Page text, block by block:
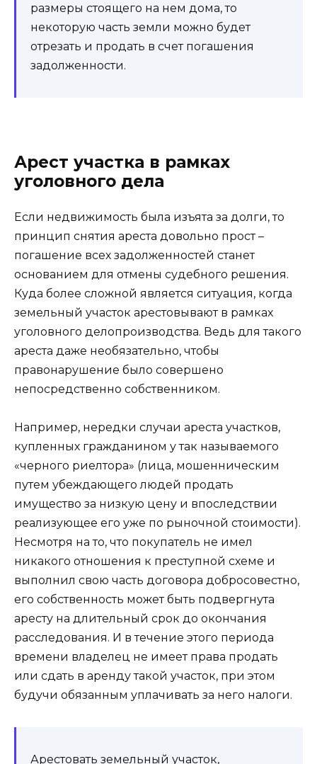
размеры стоящего на нем дома, то
некоторую часть земли можно будет
отрезать и продать в счет погашения
задолженности.
Арест участка в рамках
уголовного дела
Если недвижимость была изъята за долги, то
принцип снятия ареста довольно прост –
погашение всех задолженностей станет
основанием для отмены судебного решения.
Куда более сложной является ситуация, когда
земельный участок арестовывают в рамках
уголовного делопроизводства. Ведь для такого
ареста даже необязательно, чтобы
правонарушение было совершено
непосредственно собственником.
Например, нередки случаи ареста участков,
купленных гражданином у так называемого
«черного риелтора» (лица, мошенническим
путем убеждающего людей продать
имущество за низкую цену и впоследствии
реализующее его уже по рыночной стоимости).
Несмотря на то, что покупатель не имел
никакого отношения к преступной схеме и
выполнил свою часть договора добросовестно,
его собственность может быть подвергнута
аресту на длительный срок до окончания
расследования. И в течение этого периода
времени владелец не имеет права продать
или сдать в аренду такой участок, при этом
будучи обязанным уплачивать за него налоги.
Арестовать земельный участок,